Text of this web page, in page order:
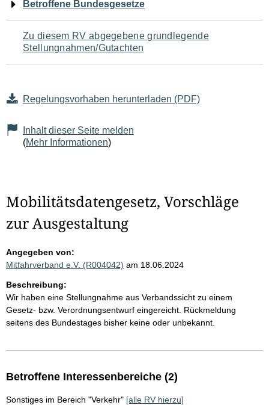
Betroffene Bundesgesetze
Zu diesem RV abgegebene grundlegende
Stellungnahmen/Gutachten
Regelungsvorhaben herunterladen (PDF)
Inhalt dieser Seite melden
(Mehr Informationen)
Mobilitätsdatengesetz, Vorschläge
zur Ausgestaltung
Angegeben von:
Mitfahrverband e.V. (R004042) am 18.06.2024
Beschreibung:
Wir haben eine Stellungnahme aus Verbandssicht zu einem
Gesetz- bzw. Verordnungsentwurf eingereicht. Rückmeldung
seitens des Bundestages bisher keine oder unbekannt.
Betroffene Interessenbereiche (2)
Sonstiges im Bereich "Verkehr" [alle RV hierzu]